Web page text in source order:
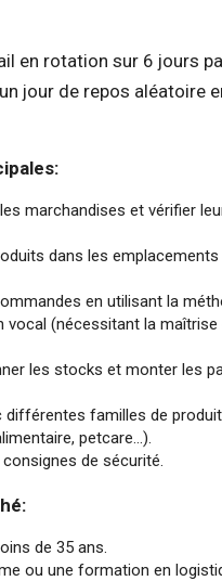
en rotation sur 6 jours
jour de repos aléatoire
marchandises et vérifier
dans les emplacements
en utilisant la
vocal (nécessitant la maîtrise
les stocks et monter les
différentes familles de
petcare…).
de sécurité.
de 35 ans.
ou une formation en